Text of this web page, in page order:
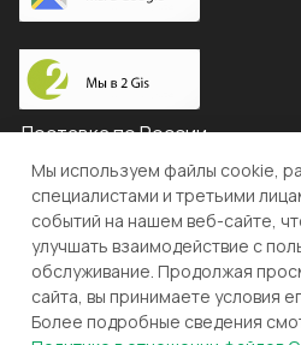
Доставка по России
© 2026 "ЛЕВША"
Конфиденциальность
Оферта
Разработка и поддержка gianit.ru
Мы используем файлы cookie,
специалистами и третьими
событий на нашем веб-сайте,
улучшать взаимодействие с
обслуживание. Продолжая
сайта, вы принимаете условия
Более подробные сведения